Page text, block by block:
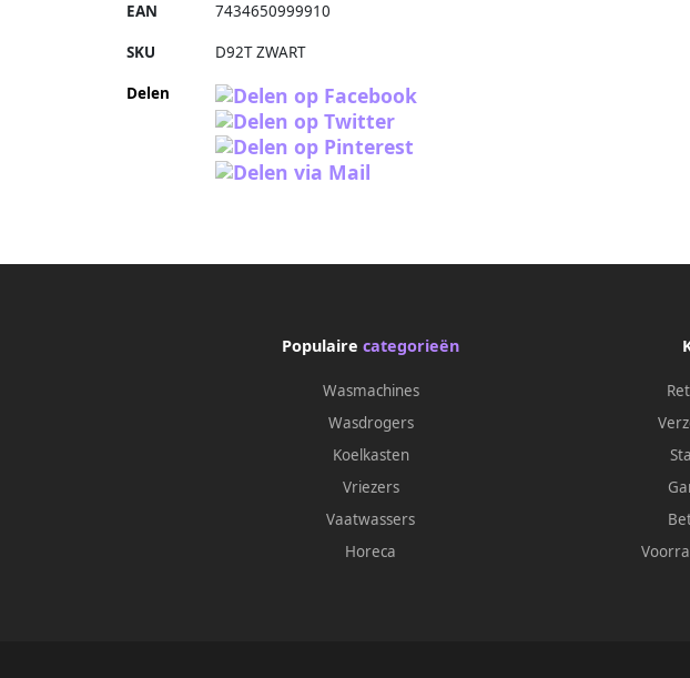
EAN 7434650999910
SKU D92T ZWART
Delen
Populaire categorieën
Wasmachines
Wasdrogers
Koelkasten
Vriezers
Vaatwassers
Horeca